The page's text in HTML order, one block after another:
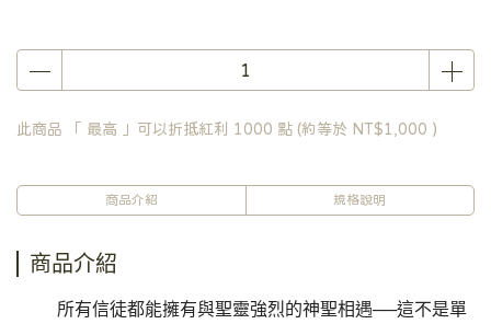
此商品 「 最高 」可以折抵紅利 1000 點 (約等於 NT$1,000 )
商品介紹 規格說明
商品介紹
所有信徒都能擁有與聖靈強烈的神聖相遇──這不是單